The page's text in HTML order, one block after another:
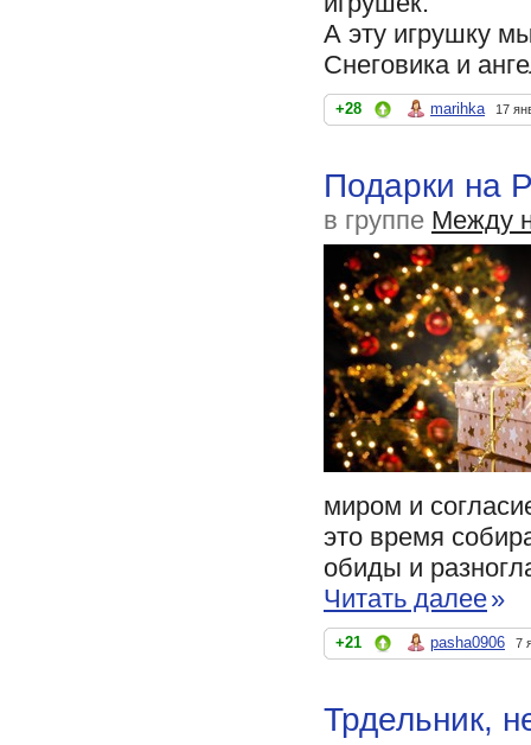
А эту игрушку
Снеговика и
+28 marihka 17
Подарки на
в группе Между
миром и
это время
обиды и
Читать далее»
+21 pasha0906 7
Трдельник,